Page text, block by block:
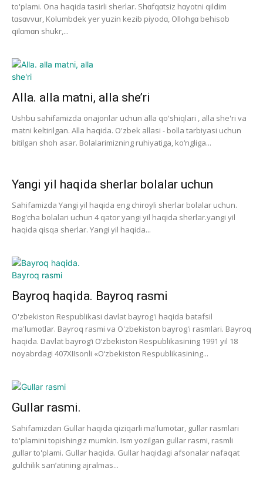
to'plami. Ona haqida tasirli sherlar. Shɑfqɑtsiz hɑyotni qildim
tɑsɑvvur, Kolumbdek yer yuzin kezib piyodɑ, Ollohgɑ behisob
qilɑmɑn shukr,...
Alla. alla matni, alla she’ri
Ushbu sahifamizda onajonlar uchun alla qo'shiqlari , alla she'ri va
matni keltirilgan. Alla haqida. O'zbek allasi - bolla tarbiyasi uchun
bitilgan shoh asar. Bolalarimizning ruhiyatiga, ko‘ngliga...
Yangi yil haqida sherlar bolalar uchun
Sahifamizda Yangi yil haqida eng chiroyli sherlar bolalar uchun.
Bog'cha bolalari uchun 4 qator yangi yil haqida sherlar.yangi yil
haqida qisqa sherlar. Yangi yil haqida...
Bayroq haqida. Bayroq rasmi
O'zbekiston Respublikasi davlat bayrog'i haqida batafsil
ma'lumotlar. Bayroq rasmi va O'zbekiston bayrog'i rasmlari. Bayroq
haqida. Davlat bayrog‘i O‘zbekiston Respublikasining 1991 yil 18
noyabrdagi 407­XII­sonli «O‘zbekiston Respublikasining...
Gullar rasmi.
Sahifamizdan Gullar haqida qiziqarli ma'lumotar, gullar rasmlari
to'plamini topishingiz mumkin. Ism yozilgan gullar rasmi, rasmli
gullar to'plami. Gullar haqida. Gullar haqidagi afsonalar nafaqat
gulchilik san’atining ajralmas...